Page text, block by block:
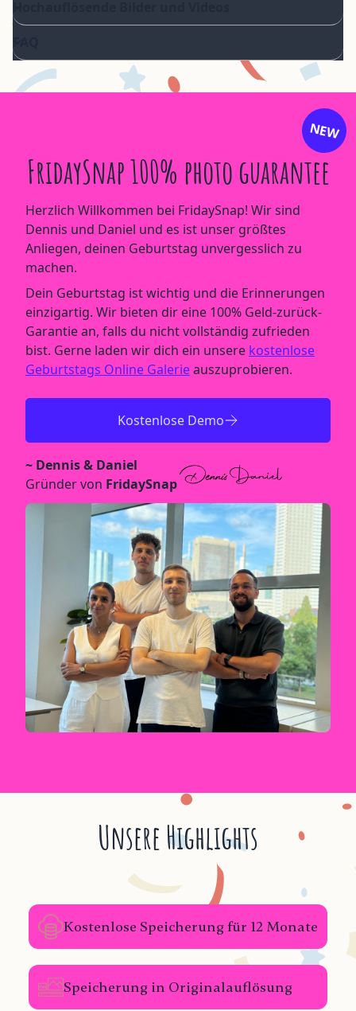
NEW
FridaySnap 100% photo guarantee
Herzlich Willkommen bei FridaySnap! Wir sind
Dennis und Daniel und es ist unser größtes
Anliegen, deinen Geburtstag unvergesslich zu
machen.
Dein Geburtstag ist wichtig und die Erinnerungen
einzigartig. Wir bieten dir eine 100% Geld-zurück-
Garantie an, falls du nicht vollständig zufrieden
bist. Gerne laden wir dich ein unsere kostenlose
Geburtstags Online Galerieauszuprobieren.
Kostenlose Demo
~ Dennis & Daniel
Gründer von FridaySnap
Unsere Highlights
Kostenlose Speicherung für 12 Monate
Speicherung in Originalauflösung